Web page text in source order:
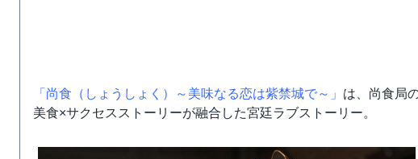
「尚食（しょうしょく）～美味なる恋は紫禁城で～」 は、尚食局
美食×サクセスストーリーが融合した宮廷ラブストーリー。